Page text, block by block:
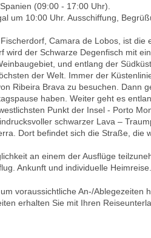
(09:00 - 17:00 Uhr).
um 10:00 Uhr. Ausschiffung,
Camara de Lobos, ist
wird der Schwarze Degenfisch mit
und entlang der
der Welt. Immer der
Ribeira Brava zu besuchen. Dann
haben. Weiter geht es
Punkt der Insel - Porto
schwarzer Lava –
Dort befindet sich die Straße, die
an einem der Ausflüge
Ankunft und individuelle Heimreise.
voraussichtliche An-/Ablegezeiten
erhalten Sie mit Ihren